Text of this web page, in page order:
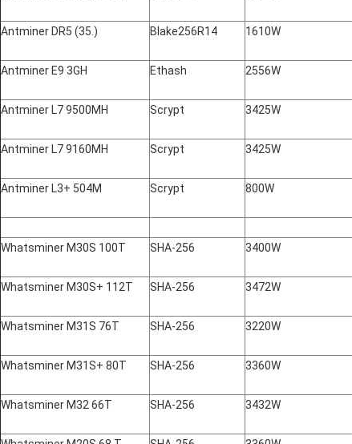
Antminer DR5 (35.)
Blake256R14 1610W
Antminer E9 3GH
Ethash 2556W
Antminer L7 9500MH
Scrypt 3425W
Antminer L7 9160MH
Scrypt 3425W
Antminer L3+ 504M
Scrypt 800W
Whatsminer M30S 100T SHA-256 3400W
Whatsminer M30S+ 112T
SHA-256 3472W
Whatsminer M31S 76T
SHA-256 3220W
Whatsminer M31S+ 80T
SHA-256 3360W
Whatsminer M32 66T
SHA-256 3432W